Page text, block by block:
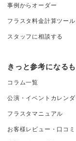
事例からオーダー
フラスタ料金計算ツール
スタッフに相談する
きっと参考になる
コラム一覧
公演・イベントカレンダ
フラスタマニュアル
お客様レビュー・口コミ